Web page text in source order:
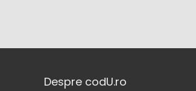
Despre codU.ro